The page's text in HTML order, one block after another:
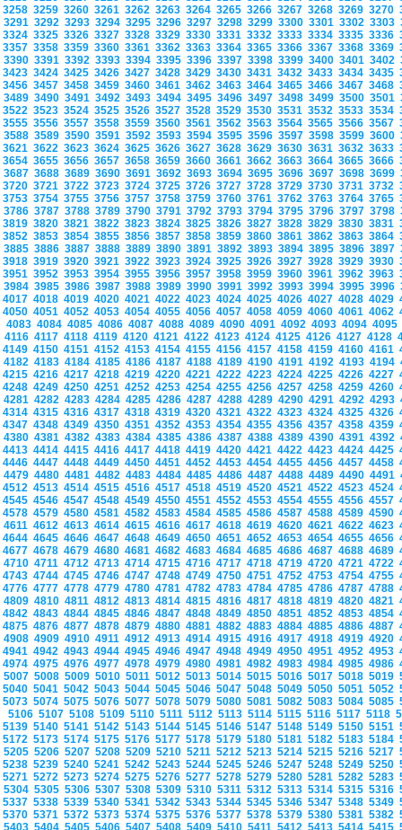
3258 3259 3260 3261 3262 3263 3264 3265 3266 3267 3268 3269 3270
3291 3292 3293 3294 3295 3296 3297 3298 3299 3300 3301 3302 3303
3324 3325 3326 3327 3328 3329 3330 3331 3332 3333 3334 3335 3336
3357 3358 3359 3360 3361 3362 3363 3364 3365 3366 3367 3368 3369
3390 3391 3392 3393 3394 3395 3396 3397 3398 3399 3400 3401 3402
3423 3424 3425 3426 3427 3428 3429 3430 3431 3432 3433 3434 3435
3456 3457 3458 3459 3460 3461 3462 3463 3464 3465 3466 3467 3468
3489 3490 3491 3492 3493 3494 3495 3496 3497 3498 3499 3500 3501
3522 3523 3524 3525 3526 3527 3528 3529 3530 3531 3532 3533 3534
3555 3556 3557 3558 3559 3560 3561 3562 3563 3564 3565 3566 3567
3588 3589 3590 3591 3592 3593 3594 3595 3596 3597 3598 3599 3600
3621 3622 3623 3624 3625 3626 3627 3628 3629 3630 3631 3632 3633
3654 3655 3656 3657 3658 3659 3660 3661 3662 3663 3664 3665 3666
3687 3688 3689 3690 3691 3692 3693 3694 3695 3696 3697 3698 3699
3720 3721 3722 3723 3724 3725 3726 3727 3728 3729 3730 3731 3732
3753 3754 3755 3756 3757 3758 3759 3760 3761 3762 3763 3764 3765
3786 3787 3788 3789 3790 3791 3792 3793 3794 3795 3796 3797 3798
3819 3820 3821 3822 3823 3824 3825 3826 3827 3828 3829 3830 3831
3852 3853 3854 3855 3856 3857 3858 3859 3860 3861 3862 3863 3864
3885 3886 3887 3888 3889 3890 3891 3892 3893 3894 3895 3896 3897
3918 3919 3920 3921 3922 3923 3924 3925 3926 3927 3928 3929 3930
3951 3952 3953 3954 3955 3956 3957 3958 3959 3960 3961 3962 3963
3984 3985 3986 3987 3988 3989 3990 3991 3992 3993 3994 3995 3996
4017 4018 4019 4020 4021 4022 4023 4024 4025 4026 4027 4028 4029
4050 4051 4052 4053 4054 4055 4056 4057 4058 4059 4060 4061 4062
4083 4084 4085 4086 4087 4088 4089 4090 4091 4092 4093 4094 4095
4116 4117 4118 4119 4120 4121 4122 4123 4124 4125 4126 4127 4128
4149 4150 4151 4152 4153 4154 4155 4156 4157 4158 4159 4160 4161
4182 4183 4184 4185 4186 4187 4188 4189 4190 4191 4192 4193 4194
4215 4216 4217 4218 4219 4220 4221 4222 4223 4224 4225 4226 4227
4248 4249 4250 4251 4252 4253 4254 4255 4256 4257 4258 4259 4260
4281 4282 4283 4284 4285 4286 4287 4288 4289 4290 4291 4292 4293
4314 4315 4316 4317 4318 4319 4320 4321 4322 4323 4324 4325 4326
4347 4348 4349 4350 4351 4352 4353 4354 4355 4356 4357 4358 4359
4380 4381 4382 4383 4384 4385 4386 4387 4388 4389 4390 4391 4392
4413 4414 4415 4416 4417 4418 4419 4420 4421 4422 4423 4424 4425
4446 4447 4448 4449 4450 4451 4452 4453 4454 4455 4456 4457 4458
4479 4480 4481 4482 4483 4484 4485 4486 4487 4488 4489 4490 4491
4512 4513 4514 4515 4516 4517 4518 4519 4520 4521 4522 4523 4524
4545 4546 4547 4548 4549 4550 4551 4552 4553 4554 4555 4556 4557
4578 4579 4580 4581 4582 4583 4584 4585 4586 4587 4588 4589 4590
4611 4612 4613 4614 4615 4616 4617 4618 4619 4620 4621 4622 4623
4644 4645 4646 4647 4648 4649 4650 4651 4652 4653 4654 4655 4656
4677 4678 4679 4680 4681 4682 4683 4684 4685 4686 4687 4688 4689
4710 4711 4712 4713 4714 4715 4716 4717 4718 4719 4720 4721 4722
4743 4744 4745 4746 4747 4748 4749 4750 4751 4752 4753 4754 4755
4776 4777 4778 4779 4780 4781 4782 4783 4784 4785 4786 4787 4788
4809 4810 4811 4812 4813 4814 4815 4816 4817 4818 4819 4820 4821
4842 4843 4844 4845 4846 4847 4848 4849 4850 4851 4852 4853 4854
4875 4876 4877 4878 4879 4880 4881 4882 4883 4884 4885 4886 4887
4908 4909 4910 4911 4912 4913 4914 4915 4916 4917 4918 4919 4920
4941 4942 4943 4944 4945 4946 4947 4948 4949 4950 4951 4952 4953
4974 4975 4976 4977 4978 4979 4980 4981 4982 4983 4984 4985 4986
5007 5008 5009 5010 5011 5012 5013 5014 5015 5016 5017 5018 5019
5040 5041 5042 5043 5044 5045 5046 5047 5048 5049 5050 5051 5052
5073 5074 5075 5076 5077 5078 5079 5080 5081 5082 5083 5084 5085
5106 5107 5108 5109 5110 5111 5112 5113 5114 5115 5116 5117 5118
5139 5140 5141 5142 5143 5144 5145 5146 5147 5148 5149 5150 5151
5172 5173 5174 5175 5176 5177 5178 5179 5180 5181 5182 5183 5184
5205 5206 5207 5208 5209 5210 5211 5212 5213 5214 5215 5216 5217
5238 5239 5240 5241 5242 5243 5244 5245 5246 5247 5248 5249 5250
5271 5272 5273 5274 5275 5276 5277 5278 5279 5280 5281 5282 5283
5304 5305 5306 5307 5308 5309 5310 5311 5312 5313 5314 5315 5316
5337 5338 5339 5340 5341 5342 5343 5344 5345 5346 5347 5348 5349
5370 5371 5372 5373 5374 5375 5376 5377 5378 5379 5380 5381 5382
5403 5404 5405 5406 5407 5408 5409 5410 5411 5412 5413 5414 5415